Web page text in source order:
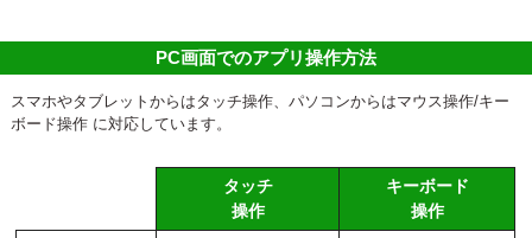
PC画面でのアプリ操作方法
スマホやタブレットからはタッチ操作、パソコンからはマウス操作/キー
ボード操作 に対応しています。
タッチ
操作
キーボード
操作